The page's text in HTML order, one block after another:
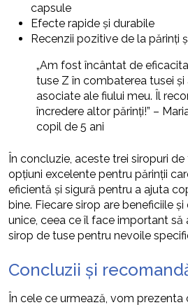
capsule
Efecte rapide și durabile
Recenzii pozitive de la părinți
„Am fost încântat de
tuse Z în combaterea tusei
asociate ale fiului meu. Îl
încredere altor părinți!” –
copil de 5 ani
În concluzie, aceste trei siropuri
opțiuni excelente pentru părinții
eficientă și sigură pentru a ajuta
bine. Fiecare sirop are beneficiile
unice, ceea ce îl face important să
sirop de tuse pentru nevoile
Concluzii și
În cele ce urmează, vom prezenta